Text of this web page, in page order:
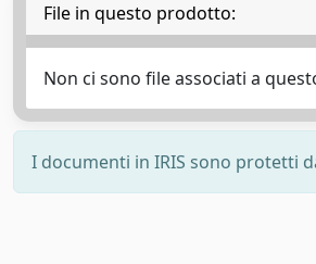
File in questo prodotto:
Non ci sono file associati a
I documenti in IRIS sono protetti